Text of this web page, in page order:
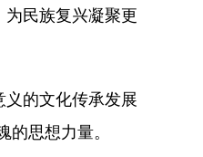
民族复兴凝聚更
的文化传承发展
思想力量。